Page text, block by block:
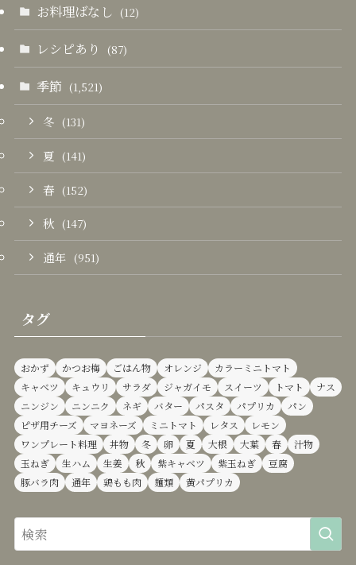
お料理ばなし (12)
レシピあり (87)
季節 (1,521)
冬 (131)
夏 (141)
春 (152)
秋 (147)
通年 (951)
タグ
おかず かつお梅 ごはん物 オレンジ
カラーミニトマト
キャベツ
キュウリ サラダ ジャガイモ スイーツ トマト
ナス
ニンジン
ニンニク ネギ バター パスタ パプリカ
パン
ピザ用チーズ
マヨネーズ ミニトマト レタス
レモン
ワンプレート料理
丼物 冬 卵 夏 大根 大葉 春
汁物
玉ねぎ
生ハム 生姜 秋 紫キャベツ 紫玉ねぎ
豆腐
豚バラ肉
通年 鶏もも肉 麺類 黄パプリカ